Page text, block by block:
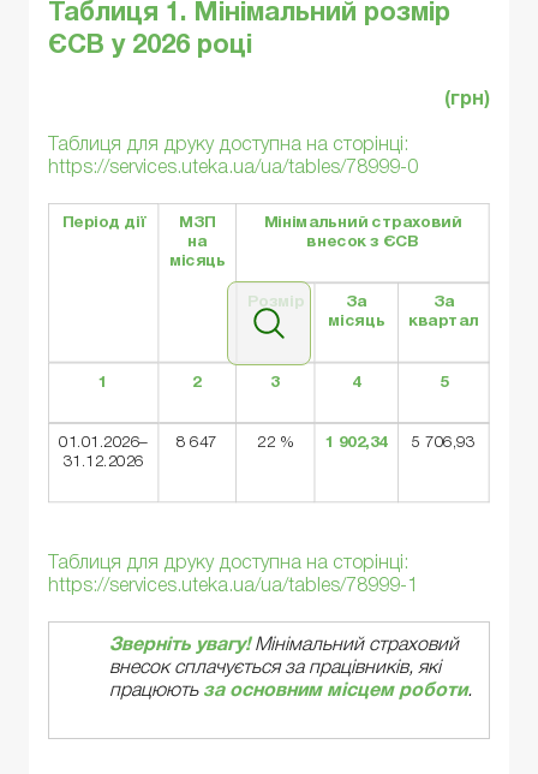
Таблиця 1. Мінімальний розмір
ЄСВ у 2026 році
(грн)
Таблиця для друку доступна на сторінці:
https://services.uteka.ua/ua/tables/78999-0
Період дії
МЗП
на
місяць
Мінімальний страховий
внесок з ЄСВ
Розмір
За
місяць
За
квартал
1 2 3 4 5
01.01.2026–
31.12.2026
8 647 22 % 1 902,34 5 706,93
Таблиця для друку доступна на сторінці:
https://services.uteka.ua/ua/tables/78999-1
Зверніть увагу!Мінімальний страховий
внесок сплачується за працівників, які
працюють за основним місцем роботи.